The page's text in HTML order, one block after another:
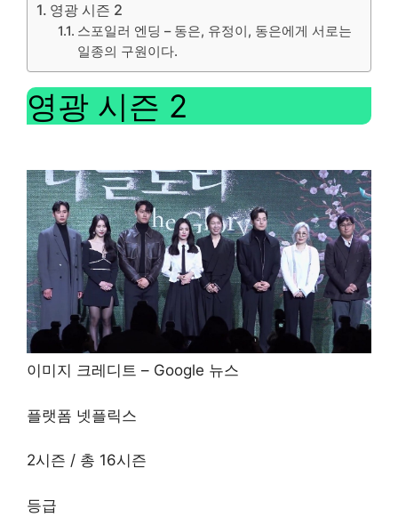
영광 시즌 2
스포일러 엔딩 – 동은, 유정이, 동은에게 서로는
일종의 구원이다.
영광 시즌 2
이미지 크레디트 – Google 뉴스
플랫폼 넷플릭스
2시즌 / 총 16시즌
등급